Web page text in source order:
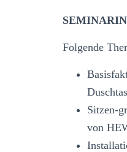
Folgende
Sitzen-
von